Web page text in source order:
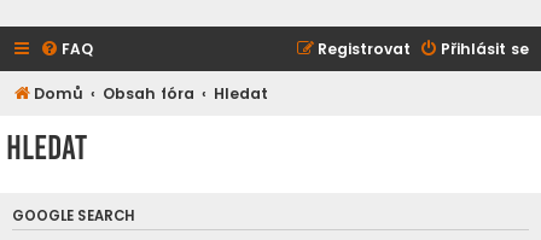
FAQ Přihlásit se
Registrovat
Domů Obsah fóra Hledat
Hledat
GOOGLE SEARCH